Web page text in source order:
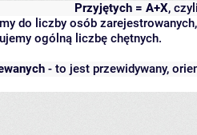
Przyjętych = A+X,
do liczby osób
ogólną liczbę chętnych.
- to jest przewidywany,